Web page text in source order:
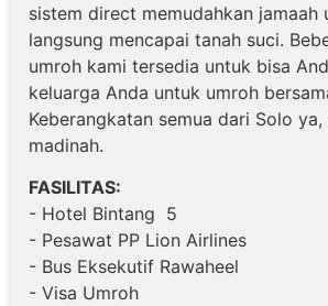
sistem direct memudahkan jamaah
langsung mencapai tanah suci.
umroh kami tersedia untuk bisa
keluarga Anda untuk umroh
Keberangkatan semua dari Solo
madinah.
FASILITAS:
- Hotel Bintang 5
- Pesawat PP Lion Airlines
- Bus Eksekutif Rawaheel
- Visa Umroh